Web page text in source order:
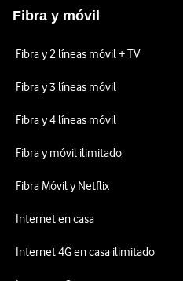
Fibra y móvil
Fibra y 2 líneas móvil + TV
Fibra y 3 líneas móvil
Fibra y 4 líneas móvil
Fibra y móvil ilimitado
Fibra Móvil y Netflix
Internet en casa
Internet 4G en casa ilimitado